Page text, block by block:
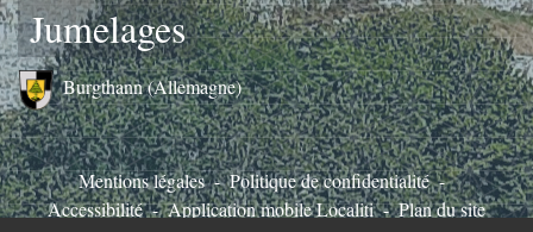
Jumelages
Burgthann (Allemagne)
Mentions légales - Politique de confidentialité -
Accessibilité - Application mobile Localiti - Plan du site